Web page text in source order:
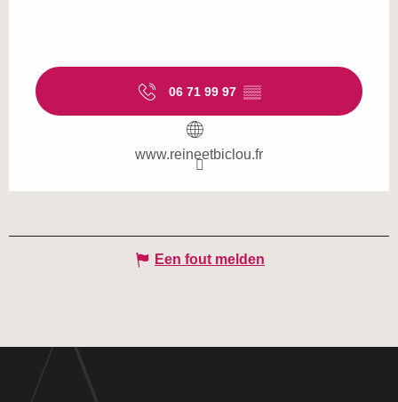
06 71 99 97 ▒▒
www.reineetbiclou.fr
Een fout melden